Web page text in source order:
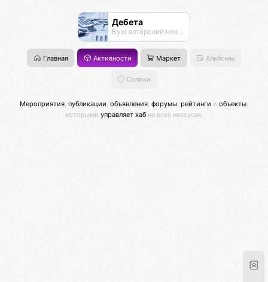
Дебета
Бухгалтерский нексус
Главная Активности Маркет Альбомы
Солики
Мероприятия публикации объявления форумы рейтинги и объекты
которыми управляет хабна всех нексусах.